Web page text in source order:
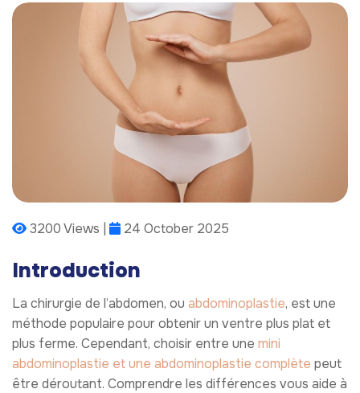
3200 Views | 24 October 2025
Introduction
La chirurgie de l’abdomen, ou abdominoplastie, est une
méthode populaire pour obtenir un ventre plus plat et
plus ferme. Cependant, choisir entre une mini
abdominoplastie et une abdominoplastie complète peut
être déroutant. Comprendre les différences vous aide à